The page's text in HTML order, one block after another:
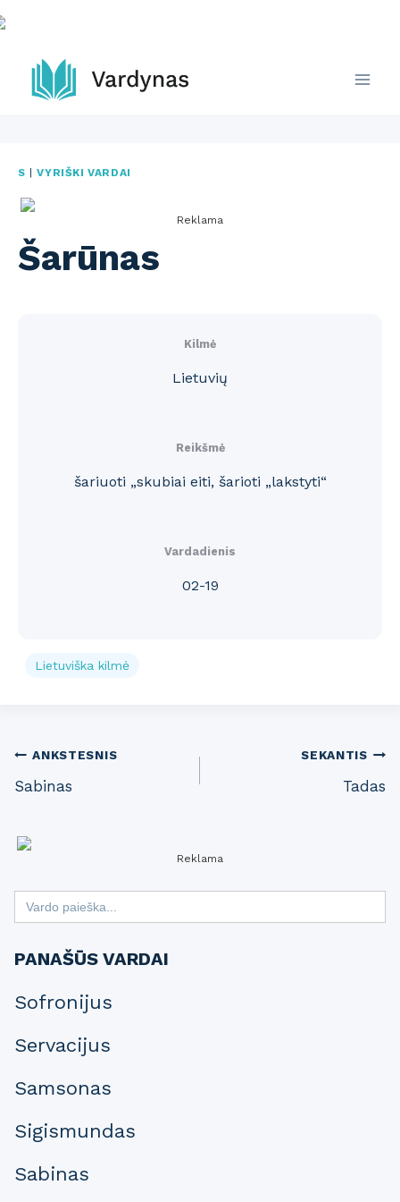
Skip
to
content
S |VYRIŠKI VARDAI
Reklama
Šarūnas
Kilmė
Lietuvių
Reikšmė
šariuoti „skubiai eiti, šarioti „lakstyti“
Vardadienis
02-19
Lietuviška kilmė
Post
navigation
ANKSTESNIS
Sabinas
SEKANTIS
Tadas
Reklama
Search
for:
PANAŠŪS VARDAI
Sofronijus
Servacijus
Samsonas
Sigismundas
Sabinas